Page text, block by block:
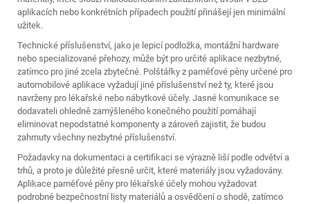
aplikacích nebo konkrétních případech použití přinášejí jen minimální
užitek.
Technické příslušenství, jako je lepicí podložka, montážní hardware
nebo specializované přehozy, může být pro určité aplikace nezbytné,
zatímco pro jiné zcela zbytečné. Polštářky z paměťové pěny určené pro
automobilové aplikace vyžadují jiné příslušenství než ty, které jsou
navrženy pro lékařské nebo nábytkové účely. Jasné komunikace se
dodavateli ohledně zamýšleného konečného použití pomáhají
eliminovat nepodstatné komponenty a zároveň zajistit, že budou
zahrnuty všechny nezbytné příslušenství.
Požadavky na dokumentaci a certifikaci se výrazně liší podle odvětví a
trhů, a proto je důležité přesně určit, které materiály jsou vyžadovány.
Aplikace paměťové pěny pro lékařské účely mohou vyžadovat
podrobné bezpečnostní listy materiálů a osvědčení o shodě, zatímco